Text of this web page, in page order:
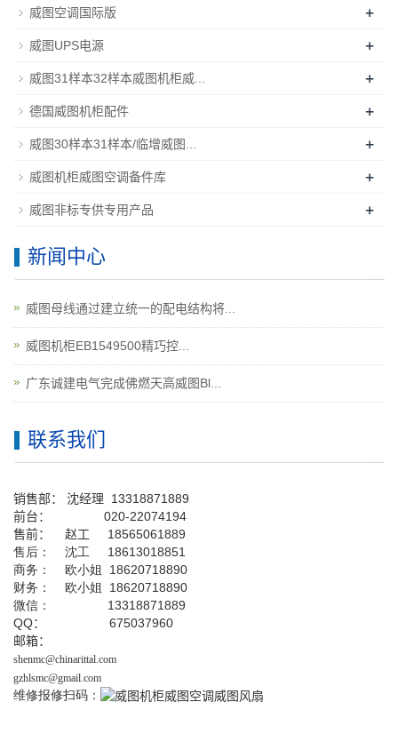
威图空调国际版 +
威图UPS电源 +
威图31样本32样本威图机柜威... +
德国威图机柜配件 +
威图30样本31样本/临增威图... +
威图机柜威图空调备件库 +
威图非标专供专用产品 +
新闻中心
威图母线通过建立统一的配电结构将...
威图机柜EB1549500精巧控...
广东诚建电气完成佛燃天高威图Bl...
联系我们
销售部： 沈经理 13318871889
前台： 020-22074194
售前： 赵工 18565061889
售后： 沈工 18613018851
商务： 欧小姐 18620718890
财务： 欧小姐 18620718890
微信： 13318871889
QQ： 675037960
邮箱：
shenmc@chinarittal.com
gzhlsmc@gmail.com
维修报修扫码：